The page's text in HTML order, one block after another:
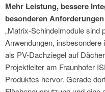
Mehr Leistung, bessere
besonderen Anforderungen
„Matrix-Schindelmodule sind
Anwendungen,
als PV-Dachziegel auf
Projektleiter am Fraunhofer
Produktes hervor. Gerade